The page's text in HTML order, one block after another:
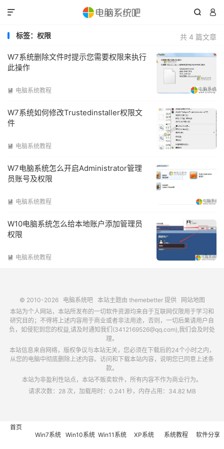
 

共 4 篇文章
标签：权限
W7系统删除文件时提示您需要权限来执行
此操作
 电脑系统教程
W7系统如何修改Trustedinstaller权限文
件
 电脑系统教程
W7电脑系统怎么开启Administrator管理
员账号及权限
 电脑系统教程
W10电脑系统怎么给本地账户添加管理员
权限
 电脑系统教程
© 2010-2026 电脑系统吧本站主题由 themebetter提供
网站地图
本站为个人网站，本站所发布的一切软件资源均来自于互联网仅限用于学习和
研究目的；不得将上述内容用于商业或者非法用途，否则，一切后果请用户自
负，如侵犯到您的权益,请及时通知我们(3412169526@qq.com),我们会及时处
理。
本站信息来自网络，版权争议与本站无关，您必须在下载后的24个小时之内，
从您的电脑中彻底删除上述内容。访问和下载本站内容，说明您已同意上述条
款。
本站为非盈利性站点，本站不贩卖软件，所有内容不作为商业行为。
请求次数：28 次，加载用时：0.241 秒，内存占用：34.82 MB
首页
Win7系统 Win10系统 Win11系统 XP系统 系统教程 软件分享